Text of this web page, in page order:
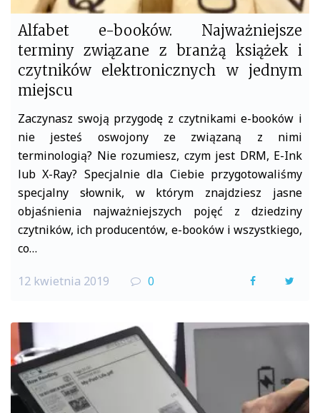
Alfabet e-booków. Najważniejsze
terminy związane z branżą książek i
czytników elektronicznych w jednym
miejscu
Zaczynasz swoją przygodę z czytnikami e-booków i
nie jesteś oswojony ze związaną z nimi
terminologią? Nie rozumiesz, czym jest DRM, E-Ink
lub X-Ray? Specjalnie dla Ciebie przygotowaliśmy
specjalny słownik, w którym znajdziesz jasne
objaśnienia najważniejszych pojęć z dziedziny
czytników, ich producentów, e-booków i wszystkiego,
co…
12 kwietnia 2019 0
F
c
b
o
t
e